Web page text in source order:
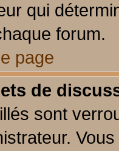
qui
forum.
page
de
sont